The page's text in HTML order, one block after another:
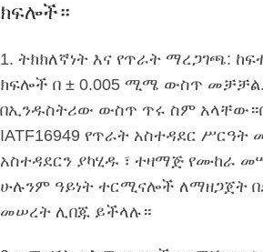
ክፍሎች።
1. ትክክለኛነት እና የጥራት ማረጋገጫ:
ክፍሎች በ ± 0.005 ሚሜ ውስጥ
በኢንዱስትሪው ውስጥ ጥሩ ስም
IATF16949 የጥራት አስተዳደር
አስተዳደርን ያካሂዱ ፣ ተዛማጅ የሙከራ
ሁሉንም ዓይነት ተርሚናሎች ለማዘጋጀት
መሠረት ሊበጁ ይችላሉ።